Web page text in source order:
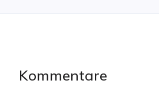
Kommentare